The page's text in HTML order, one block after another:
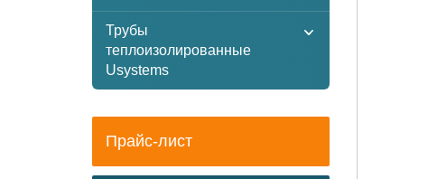
Трубы
теплоизолированные
Usystems
Прайс-лист